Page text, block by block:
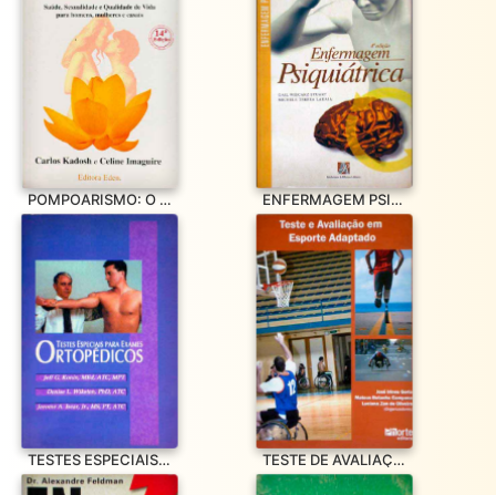
POMPOARISMO: O CAMINHO DO PRAZER ENFERMAGEM PSIQUIÁTRICA
TESTES ESPECIAIS PARA EXAMES ORTOPÉDICOS TESTE DE AVALIAÇÃO EM ESPORTE ADAPTADO